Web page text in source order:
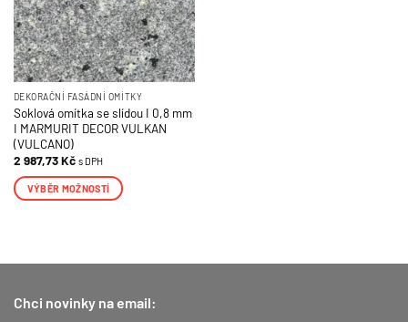
stránce
produktu
DEKORAČNÍ FASÁDNÍ OMÍTKY
Soklová omítka se slídou I 0,8 mm
I MARMURIT DECOR VULKAN
(VULCANO)
2 987,73Kč s DPH
VÝBĚR MOŽNOSTÍ
více
Možnosti
Chci novinky na email: